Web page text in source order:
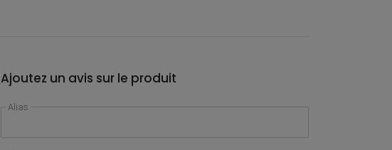
Ajoutez un avis sur le produit
Alias